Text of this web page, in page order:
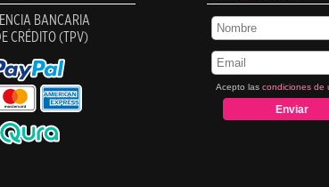
BANCARIA
CRÉDITO (TPV)
Acepto las condiciones de